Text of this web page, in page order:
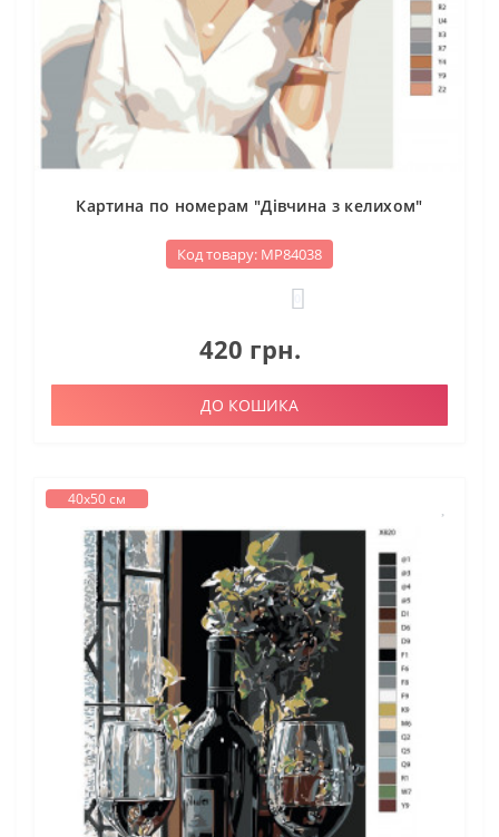
Картина по номерам "Дівчина з келихом"
Код товару: МР84038
420 грн.
ДО КОШИКА
40х50 см